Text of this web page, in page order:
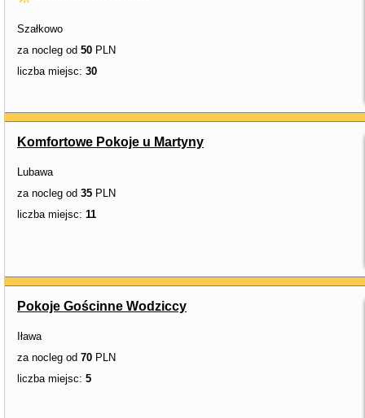
Szałkowo
za nocleg od 50 PLN
liczba miejsc: 30
Komfortowe Pokoje u Martyny
Lubawa
za nocleg od 35 PLN
liczba miejsc: 11
Pokoje Gościnne Wodziccy
Iława
za nocleg od 70 PLN
liczba miejsc: 5